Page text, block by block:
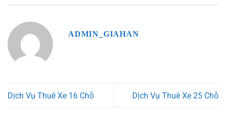
ADMIN_GIAHAN
Dịch Vụ Thuê Xe 16 Chỗ Dịch Vụ Thuê Xe 25 Chỗ